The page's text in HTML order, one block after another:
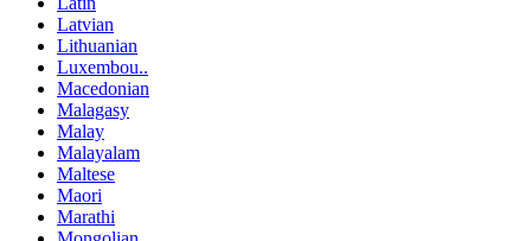
Latvian
Lithuanian
Luxembou..
Macedonian
Malagasy
Malay
Malayalam
Maltese
Maori
Marathi